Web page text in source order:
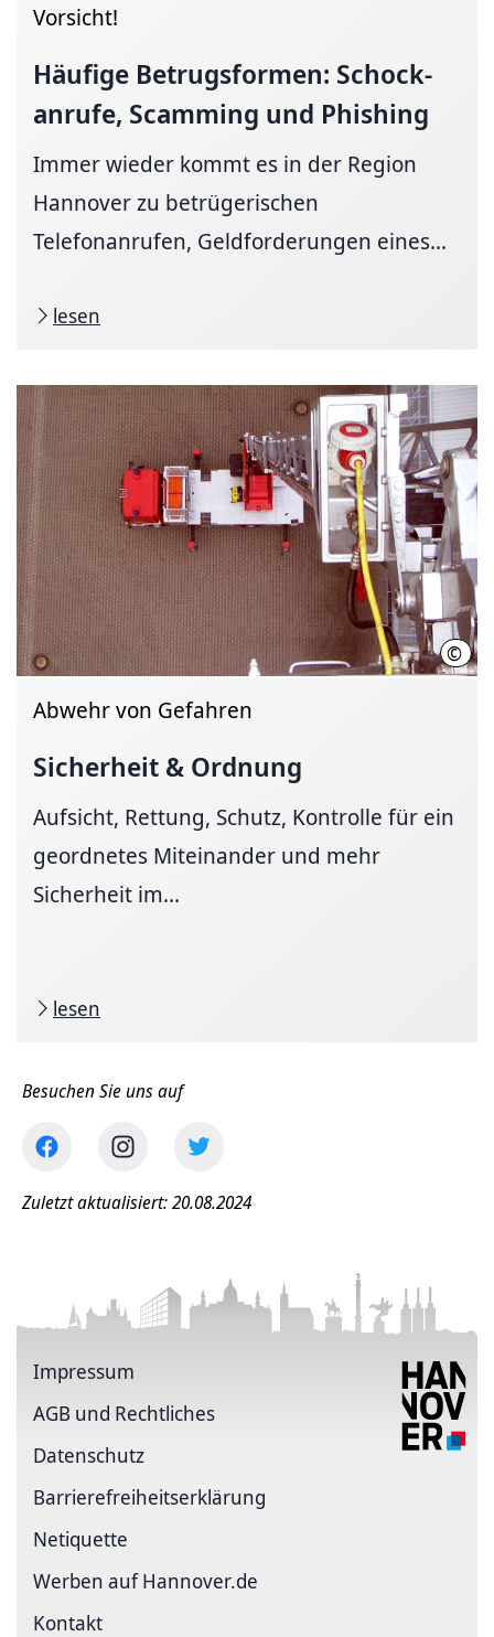
Vorsicht!
Häufige Betrugs­for­men: Schock­
an­ru­fe, Scamming und Phi­shing
Immer wieder kommt es in der Region
Hannover zu betrügerischen
Telefonanrufen, Geldforderungen eines...
lesen
©
Abwehr von Gefahren
Sicherheit & Ordnung
Aufsicht, Rettung, Schutz, Kontrolle für ein
geordnetes Miteinander und mehr
Sicherheit im...
lesen
Besuchen Sie uns auf
Zuletzt aktualisiert: 20.08.2024
Impressum
AGB und Rechtliches
Datenschutz
Barriere­freiheits­erklärung
Netiquette
Werben auf Hannover.de
Kontakt